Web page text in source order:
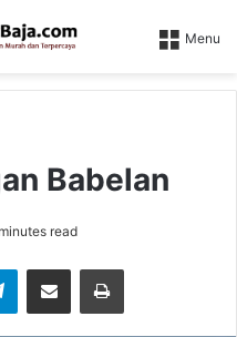
Menu
Babelan
read
TelegramShare via Email Print